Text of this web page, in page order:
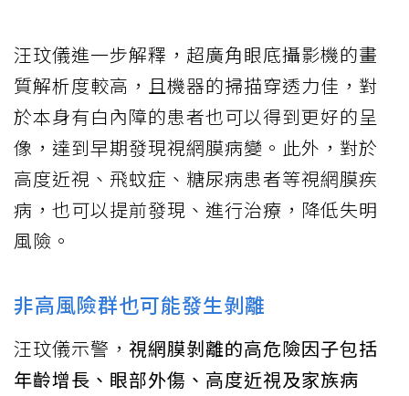
汪玟儀進一步解釋，超廣角眼底攝影機的畫
質解析度較高，且機器的掃描穿透力佳，對
於本身有白內障的患者也可以得到更好的呈
像，達到早期發現視網膜病變。此外，對於
高度近視、飛蚊症、糖尿病患者等視網膜疾
病，也可以提前發現、進行治療，降低失明
風險。
非高風險群也可能發生剝離
汪玟儀示警， 視網膜剝離的高危險因子包括
年齡增長、眼部外傷、高度近視及家族病